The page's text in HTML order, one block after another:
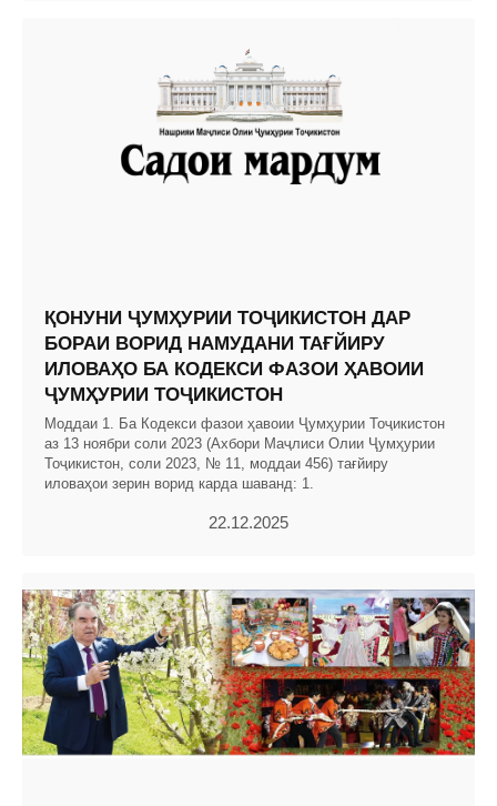
ҚОНУНИ ҶУМҲУРИИ ТОҶИКИСТОН ДАР
БОРАИ ВОРИД НАМУДАНИ ТАҒЙИРУ
ИЛОВАҲО БА КОДЕКСИ ФАЗОИ ҲАВОИИ
ҶУМҲУРИИ ТОҶИКИСТОН
Моддаи 1. Ба Кодекси фазои ҳавоии Ҷумҳурии Тоҷикистон
аз 13 ноябри соли 2023 (Ахбори Маҷлиси Олии Ҷумҳурии
Тоҷикистон, соли 2023, № 11, моддаи 456) тағйиру
иловаҳои зерин ворид карда шаванд: 1.
22.12.2025